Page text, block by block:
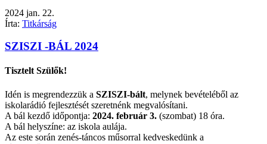
2024 jan. 22.
Írta: Titkárság
SZISZI -BÁL 2024
Tisztelt Szülők!
Idén is megrendezzük a SZISZI-bált, melynek bevételéből az
iskolarádió fejlesztését szeretnénk megvalósítani.
A bál kezdő időpontja: 2024. február 3. (szombat) 18 óra.
A bál helyszíne: az iskola aulája.
Az este során zenés-táncos műsorral kedveskedünk a